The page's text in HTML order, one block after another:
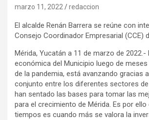
marzo 11, 2022 redaccion
El alcalde Renán Barrera se reúne con
Consejo Coordinador Empresarial (CCE)
Mérida, Yucatán a 11 de marzo de 2022.-
económica del Municipio luego de
de la pandemia, está avanzando gracias
conjunto entre los diferentes sectores
han sentado las bases para tomar las
para el crecimiento de Mérida. Es por
tiempos es cuando más se valora la